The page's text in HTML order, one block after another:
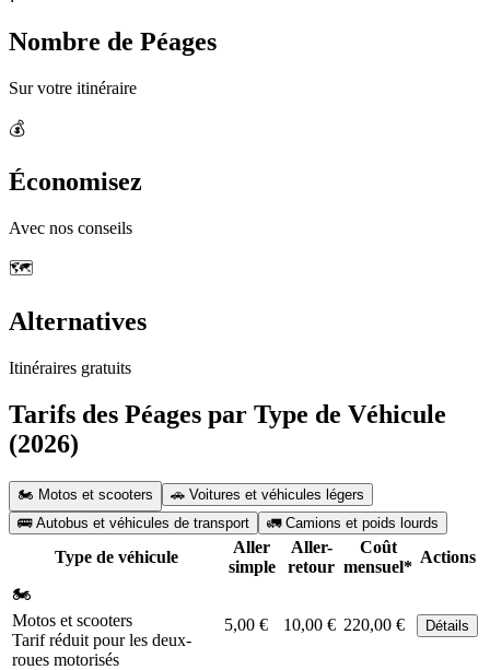
Nombre de Péages
Sur votre itinéraire
💰
Économisez
Avec nos conseils
🗺️
Alternatives
Itinéraires gratuits
Tarifs des Péages par Type de Véhicule
(2026)
🏍️ Motos et scooters
🚗 Voitures et véhicules légers
🚌 Autobus et véhicules de transport
🚛 Camions et poids lourds
Type de véhicule
Aller
simple
Aller-
retour
Coût
mensuel*
Actions
🏍️
Motos et scooters
Tarif réduit pour les deux-
roues motorisés
5,00 € 10,00 € 220,00 € Détails